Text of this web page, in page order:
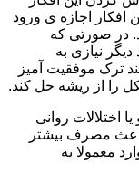
افکار اجازه ی ورود
در صورتی که
نیازی به
ترک موفقیت آمیز
را از ریشه حل کند.
اختلالات روانی
باعث مصرف بیشتر
معمولا به